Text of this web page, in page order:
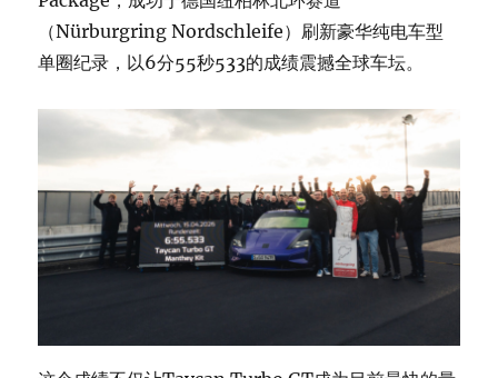
（Nürburgring Nordschleife）刷新豪华纯电车型
单圈纪录，以6分55秒533的成绩震撼全球车坛。